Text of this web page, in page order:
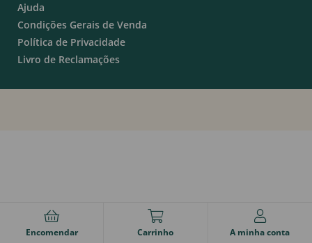
Ajuda
Condições Gerais de Venda
Política de Privacidade
Livro de Reclamações
Encomendar Carrinho A minha conta